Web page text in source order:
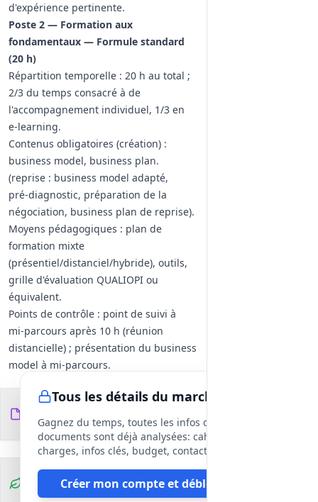
d'expérience pertinente.
Poste 2 — Formation aux
fondamentaux — Formule standard
(20 h)
Répartition temporelle : 20 h au total ;
2/3 du temps consacré à de
l'accompagnement individuel, 1/3 en
e‑learning.
Contenus obligatoires (création) :
business model, business plan.
(reprise : business model adapté,
pré‑diagnostic, préparation de la
négociation, business plan de reprise).
Moyens pédagogiques : plan de
formation mixte
(présentiel/distanciel/hybride), outils,
grille d'évaluation QUALIOPI ou
équivalent.
Points de contrôle : point de suivi à
mi‑parcours après 10 h (réunion
distancielle) ; présentation du business
model à mi‑parcours.
d'évaluation/outil QUALIOPI, bilan de
synthèse individuel (business model &
business plan), feuille d'émargement.
Contraintes techniques : plateforme
distancielle sécurisée conforme au
RGPD ; transmission numérique des
Tous les détails du marché
Gagnez du temps, toutes les infos des
documents sont déjà analysées: cahier des
charges, infos clés, budget, contact, etc
Créer mon compte et débloquer
Documents du
DCE
fichiers
Clauses
environnementales